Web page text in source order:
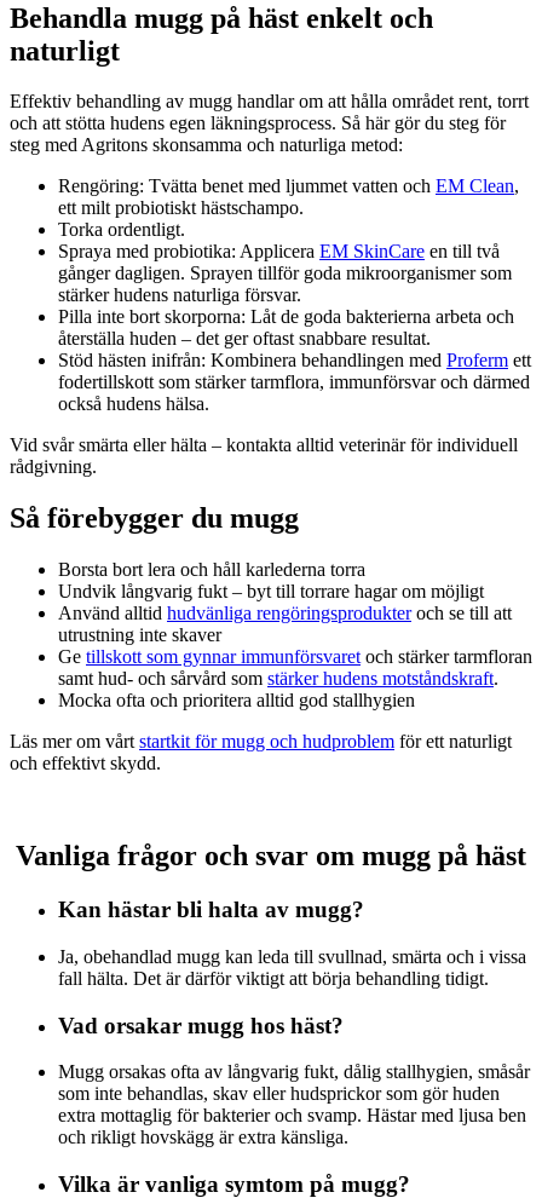
Behandla mugg på häst enkelt och
naturligt
Effektiv behandling av mugg handlar om att hålla området rent, torrt
och att stötta hudens egen läkningsprocess. Så här gör du steg för
steg med Agritons skonsamma och naturliga metod:
Rengöring: Tvätta benet med ljummet vatten och EM Clean,
ett milt probiotiskt hästschampo.
Torka ordentligt.
Spraya med probiotika: Applicera EM SkinCare en till två
gånger dagligen. Sprayen tillför goda mikroorganismer som
stärker hudens naturliga försvar.
Pilla inte bort skorporna: Låt de goda bakterierna arbeta och
återställa huden – det ger oftast snabbare resultat.
Stöd hästen inifrån: Kombinera behandlingen med Proferm ett
fodertillskott som stärker tarmflora, immunförsvar och därmed
också hudens hälsa.
Vid svår smärta eller hälta – kontakta alltid veterinär för individuell
rådgivning.
Så förebygger du mugg
Borsta bort lera och håll karlederna torra
Undvik långvarig fukt – byt till torrare hagar om möjligt
Använd alltid hudvänliga rengöringsprodukteroch se till att
utrustning inte skaver
Ge tillskott som gynnar immunförsvaret och stärker tarmfloran
samt hud- och sårvård som stärker hudens motståndskraft.
Mocka ofta och prioritera alltid god stallhygien
Läs mer om vårt startkit för mugg och hudproblem för ett naturligt
och effektivt skydd.
Vanliga frågor och svar om mugg på häst
Kan hästar bli halta av mugg?
Ja, obehandlad mugg kan leda till svullnad, smärta och i vissa
fall hälta. Det är därför viktigt att börja behandling tidigt.
Vad orsakar mugg hos häst?
Mugg orsakas ofta av långvarig fukt, dålig stallhygien, småsår
som inte behandlas, skav eller hudsprickor som gör huden
extra mottaglig för bakterier och svamp. Hästar med ljusa ben
och rikligt hovskägg är extra känsliga.
Vilka är vanliga symtom på mugg?